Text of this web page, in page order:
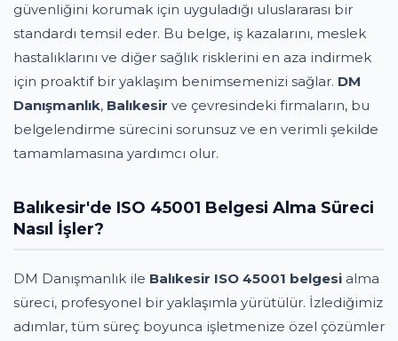
güvenliğini korumak için uyguladığı uluslararası bir
standardı temsil eder. Bu belge, iş kazalarını, meslek
hastalıklarını ve diğer sağlık risklerini en aza indirmek
için proaktif bir yaklaşım benimsemenizi sağlar. DM
Danışmanlık, Balıkesir ve çevresindeki firmaların, bu
belgelendirme sürecini sorunsuz ve en verimli şekilde
tamamlamasına yardımcı olur.
Balıkesir'de ISO 45001 Belgesi Alma Süreci
Nasıl İşler?
DM Danışmanlık ile Balıkesir ISO 45001 belgesi alma
süreci, profesyonel bir yaklaşımla yürütülür. İzlediğimiz
adımlar, tüm süreç boyunca işletmenize özel çözümler